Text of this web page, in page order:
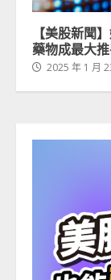
【美股新聞
藥物成最大
2025 年 1 月